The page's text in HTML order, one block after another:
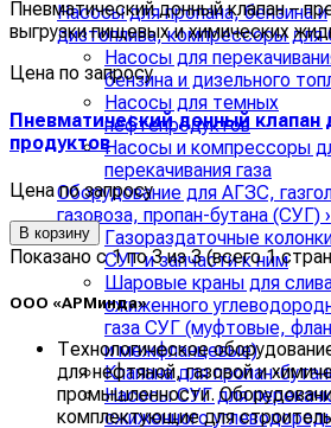
Насосы для пропана, бензина и
дизтоплива, компрессоры
Насосы для
бензина и дизельного
Насосы для темных
нефтепродуктов
Насосы и компрессоры
перекачивания газа
Оборудование для АГЗС,
газовоза, пропан-бутана (СУГ) ›
Газораздаточные
СУГ и запчасти к ним
Шаровые краны для
сжиженного
газа СУГ (муфтовые,
и межфланцевые)
Клапана для пропан-
Насосы СУГ для
сжиженного
Пневматический донный клапан –
выгрузки пищевых и химических
Цена по запросу
Пневматический донный клапан
продуктов
Цена по запросу
В корзину
Показано с 1 по 3 из 3 (всего 1
ООО «АРМинда»
Технологическое
для нефтяной, газовой и
промышленности.
комплектующие для